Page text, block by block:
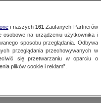
i naszych 161 Zaufanych Partnerów
na urządzeniu użytkownika i
sposobu przeglądania. Odbywa
przeglądania przechowywanych w
się przetwarzaniu w oparciu o
plików cookie i reklam”.